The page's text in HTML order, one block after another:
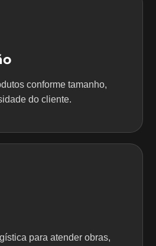
conforme tamanho,
do cliente.
para atender obras,